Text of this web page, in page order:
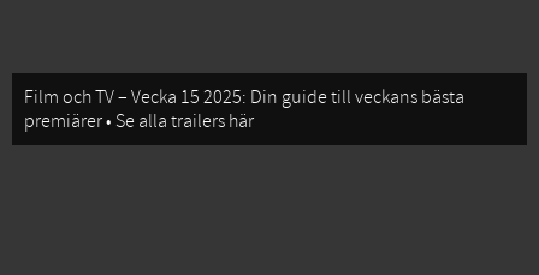
Film och TV – Vecka 15 2025: Din guide till veckans bästa
premiärer • Se alla trailers här